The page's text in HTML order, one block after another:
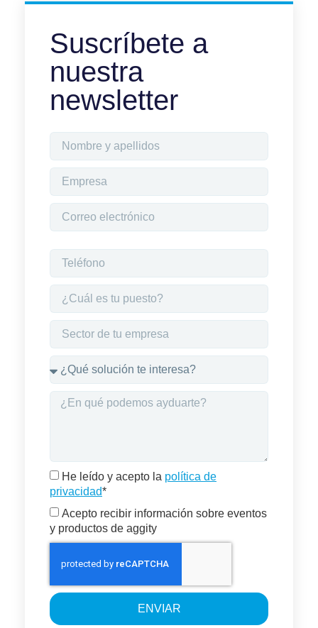
Suscríbete a
nuestra
newsletter
He leído y acepto la política de
privacidad*
Acepto recibir información sobre eventos
y productos de aggity
ENVIAR